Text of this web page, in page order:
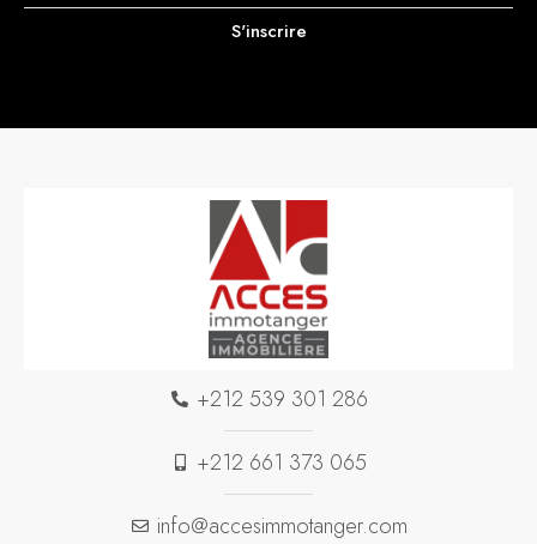
S'inscrire
+212 539 301 286
+212 661 373 065
info@accesimmotanger.com